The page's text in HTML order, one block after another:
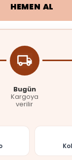
HEMEN AL
Bugün
Kargoya
verilir